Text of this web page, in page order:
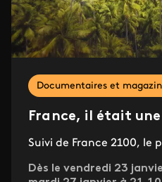
Documentaires et
France, il était
Suivi de France 2100, le
Dès le vendredi 23